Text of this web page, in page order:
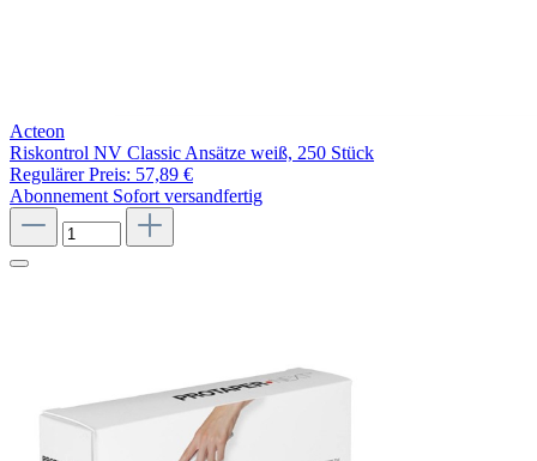
Acteon
Riskontrol NV Classic Ansätze weiß, 250 Stück
Regulärer Preis: 57,89 €
Abonnement Sofort versandfertig